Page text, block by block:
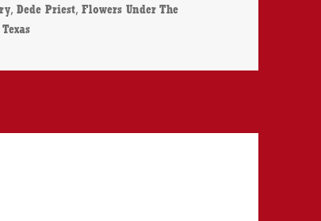
,Dede Priest,Flowers Under The
Texas